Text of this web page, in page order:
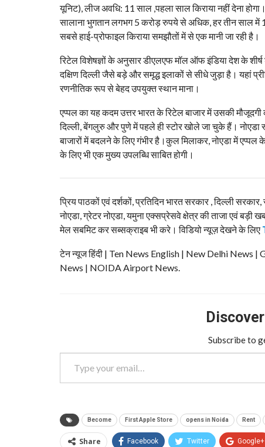
यूनिट), लीज अवधि: 11 साल ,पहला साल किराया नहीं देना
सालाना भुगतान लगभग 5 करोड़ रुपये से अधिक, हर तीन साल में
सबसे हाई-प्रोफाइल किराया समझौतों में से एक मानी जा रही है।
रिटेल विशेषज्ञों के अनुसार डीएलएफ मॉल ऑफ इंडिया देश के शीर्ष
दक्षिण दिल्ली जैसे बड़े और समृद्ध इलाकों से सीधे जुड़ा है। यहां
रणनीतिक रूप से बेहद उपयुक्त स्थान माना।
एप्पल का यह कदम उत्तर भारत के रिटेल बाजार में उसकी
दिल्ली, बेंगलुरु और पुणे में पहले ही स्टोर खोले जा चुके हैं।
बाजारों में बदलने के लिए गंभीर है।कुल मिलाकर, नोएडा में
के लिए भी एक मुख्य उपलब्धि साबित होगी।
प्रिय पाठकों एवं दर्शकों, प्रतिदिन भारत सरकार , दिल्ली
नोएडा, ग्रेटर नोएडा, यमुना एक्सप्रेसवे क्षेत्र की ताजा एवं बड़ी
मेल सबमिट कर सब्सक्राइब भी करे। विडियो न्यूज़ देखने के लिए
टेन न्यूज हिंदी | Ten News English | New Delhi
News | NOIDA Airport News.
Subscribe to
Type your email…
Become First Apple Store opens in Noida Rent
Share Facebook Twitter Google+